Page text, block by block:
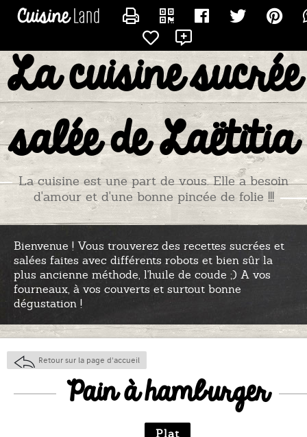
La cuisine sucrée
salée de Laëtitia
La cuisine est une part de vous. Elle a besoin
d'amour et d'une bonne pincée de folie !!!
Bienvenue ! Vous trouverez des recettes sucrées et
salées faites avec différents robots et bien sûr la
plus ancienne méthode, l'huile de coude ;) A vos
fourneaux, à vos couverts et surtout bonne
dégustation !
Retour sur la page d'accueil
Pain à hamburger
Plat
CONTACTER TITIADU25